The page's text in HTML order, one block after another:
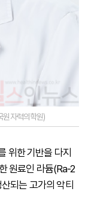
원자력의학원)
위한 기반을 다지
원료인 라듐(Ra-2
되는 고가의 악티